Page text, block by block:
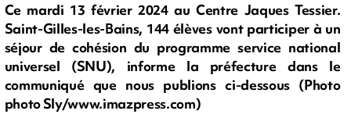
Ce mardi 13 février 2024 au Centre Jaques Tessier.
Saint-Gilles-les-Bains, 144 élèves vont participer à un
séjour de cohésion du programme service national
universel (SNU), informe la préfecture dans le
communiqué que nous publions ci-dessous (Photo
photo Sly/www.imazpress.com)